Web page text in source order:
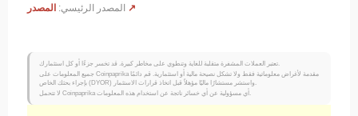
المصدر الرئيسي: المصدر ↗
تعتبر العملات المشفرة متقلبة للغاية وتنطوي على مخاطر كبيرة. قد تخسر جزءًا أو كل استثمارك.
جميع المعلومات على Coinpaprika مقدمة لأغراض معلوماتية فقط ولا تشكل نصيحة مالية أو استثمارية. قم دائمًا